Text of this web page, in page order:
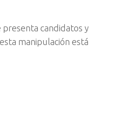
candidatos y
manipulación está